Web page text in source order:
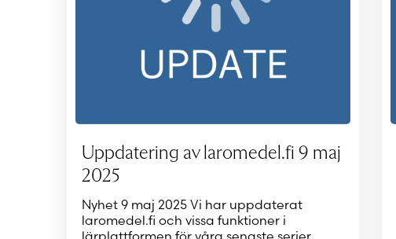
Uppdatering av laromedel.fi 9 maj
2025
Nyhet 9 maj 2025 Vi har uppdaterat
laromedel.fi och vissa funktioner i